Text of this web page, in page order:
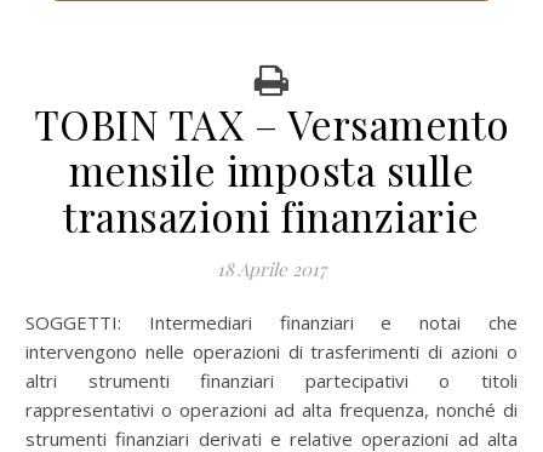
TOBIN TAX – Versamento
mensile imposta sulle
transazioni finanziarie
18 Aprile 2017
SOGGETTI: Intermediari finanziari e notai che
intervengono nelle operazioni di trasferimenti di azioni o
altri strumenti finanziari partecipativi o titoli
rappresentativi o operazioni ad alta frequenza, nonché di
strumenti finanziari derivati e relative operazioni ad alta